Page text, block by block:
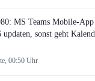
MS Teams Mobile-
sonst geht
00:50 Uhr